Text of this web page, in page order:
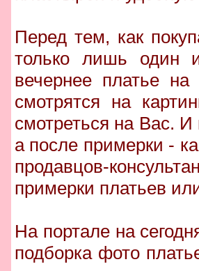
Перед тем, как
только лишь один
вечернее платье
смотрятся на
смотреться на Вас. И
а после примерки -
продавцов-
примерки платьев
На портале на
подборка фото